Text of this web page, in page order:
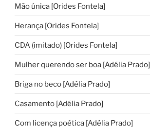
Mão única [Orides Fontela]
Herança [Orides Fontela]
CDA (imitado) [Orides Fontela]
Mulher querendo ser boa [Adélia Prado]
Briga no beco [Adélia Prado]
Casamento [Adélia Prado]
Com licença poética [Adélia Prado]